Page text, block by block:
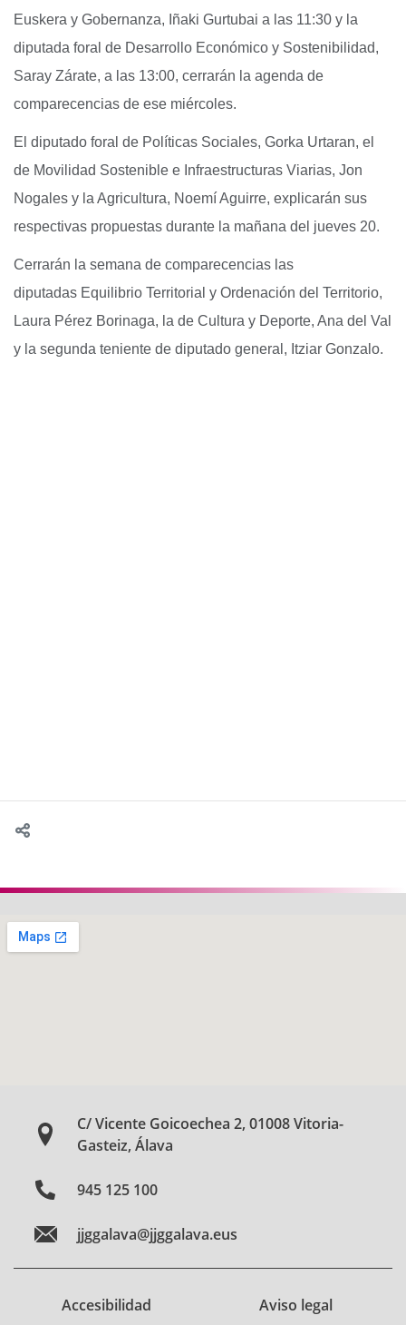
Euskera y Gobernanza, Iñaki Gurtubai a las 11:30 y la
diputada foral de Desarrollo Económico y Sostenibilidad,
Saray Zárate, a las 13:00, cerrarán la agenda de
comparecencias de ese miércoles.
El diputado foral de Políticas Sociales, Gorka Urtaran, el
de Movilidad Sostenible e Infraestructuras Viarias, Jon
Nogales y la Agricultura, Noemí Aguirre, explicarán sus
respectivas propuestas durante la mañana del jueves 20.
Cerrarán la semana de comparecencias las
diputadas Equilibrio Territorial y Ordenación del Territorio,
Laura Pérez Borinaga, la de Cultura y Deporte, Ana del Val
y la segunda teniente de diputado general, Itziar Gonzalo.
C/ Vicente Goicoechea 2, 01008 Vitoria-
Gasteiz, Álava
945 125 100
jjggalava@jjggalava.eus
Accesibilidad Aviso legal